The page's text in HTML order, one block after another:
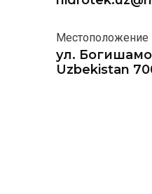
Местоположение
ул.
Uzbekistan